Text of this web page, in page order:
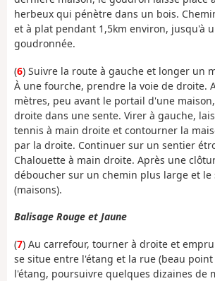
herbeux qui pénètre dans un bois.
et à plat pendant 1,5km environ, jusqu'à
goudronnée.
(6) Suivre la route à gauche et longer un
À une fourche, prendre la voie de droite.
mètres, peu avant le portail d'une
droite dans une sente. Virer à gauche,
tennis à main droite et contourner la
par la droite. Continuer sur un sentier
Chalouette à main droite. Après une
déboucher sur un chemin plus large et le
(maisons).
Balisage Rouge et Jaune
(7) Au carrefour, tourner à droite et
se situe entre l'étang et la rue (beau point
l'étang, poursuivre quelques dizaines de